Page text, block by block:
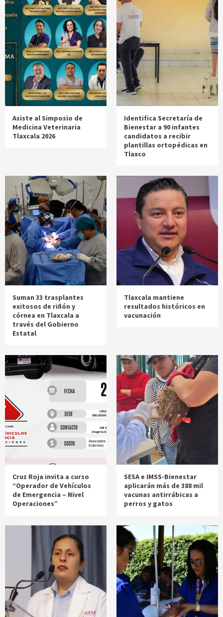
Asiste al Simposio de
Medicina Veterinaria
Tlaxcala 2026
Identifica Secretaría de
Bienestar a 90 infantes
candidatos a recibir
plantillas ortopédicas en
Tlaxco
Suman 33 trasplantes
exitosos de riñón y
córnea en Tlaxcala a
través del Gobierno
Estatal
Tlaxcala mantiene
resultados históricos en
vacunación
Cruz Roja invita a curso
“Operador de Vehículos
de Emergencia – Nivel
Operaciones”
SESA e IMSS-Bienestar
aplicarán más de 388 mil
vacunas antirrábicas a
perros y gatos